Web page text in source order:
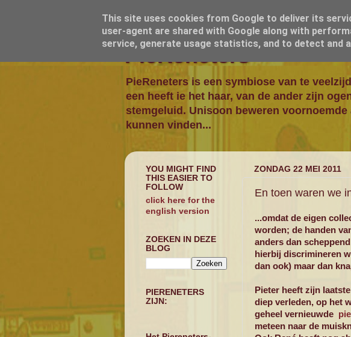
PieReneters
PieReneters is een symbiose van te
een heeft ie het haar, van de ander zijn
stemgeluid. Unisoon beweren
kunnen vinden...
ZONDAG 22 MEI 2011
En toen waren we
...omdat de eigen
worden; de handen
anders dan
hierbij discrimineren
dan ook) maar dan
Pieter heeft zijn
diep verleden, op het
geheel vernieuwde
meteen naar de
YOU MIGHT FIND
THIS EASIER TO
FOLLOW
click here for the
english version
ZOEKEN IN DEZE
BLOG
PIERENETERS
ZIJN:
This site uses cookies from Google to deliver its
user-agent are shared with Google along with
service, generate usage statistics, and to detect and